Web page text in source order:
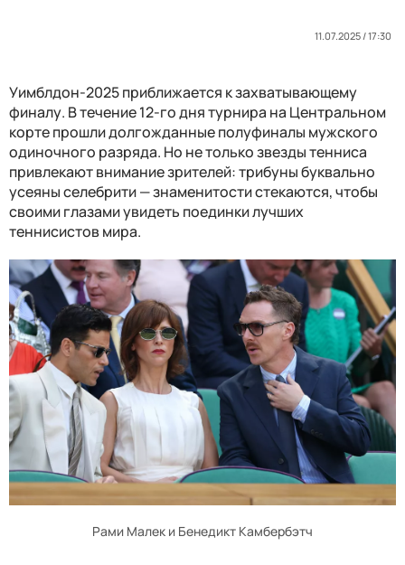
11.07.2025 / 17:30
Уимблдон-2025 приближается к захватывающему
финалу. В течение 12-го дня турнира на Центральном
корте прошли долгожданные полуфиналы мужского
одиночного разряда. Но не только звезды тенниса
привлекают внимание зрителей: трибуны буквально
усеяны селебрити — знаменитости стекаются, чтобы
своими глазами увидеть поединки лучших
теннисистов мира.
Рами Малек и Бенедикт Камбербэтч